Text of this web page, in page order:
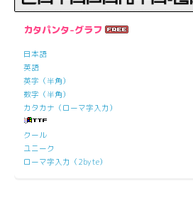
カタパンタ-グラフ
日本語
英語
英字（半角）
数字（半角）
カタカナ（ローマ字入力）
クール
ユニーク
ローマ字入力（2byte）